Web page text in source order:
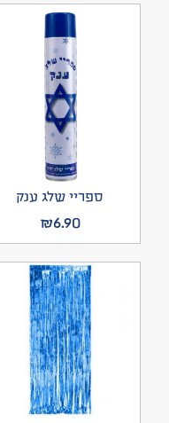
ספריי שלג ענק
₪6.90